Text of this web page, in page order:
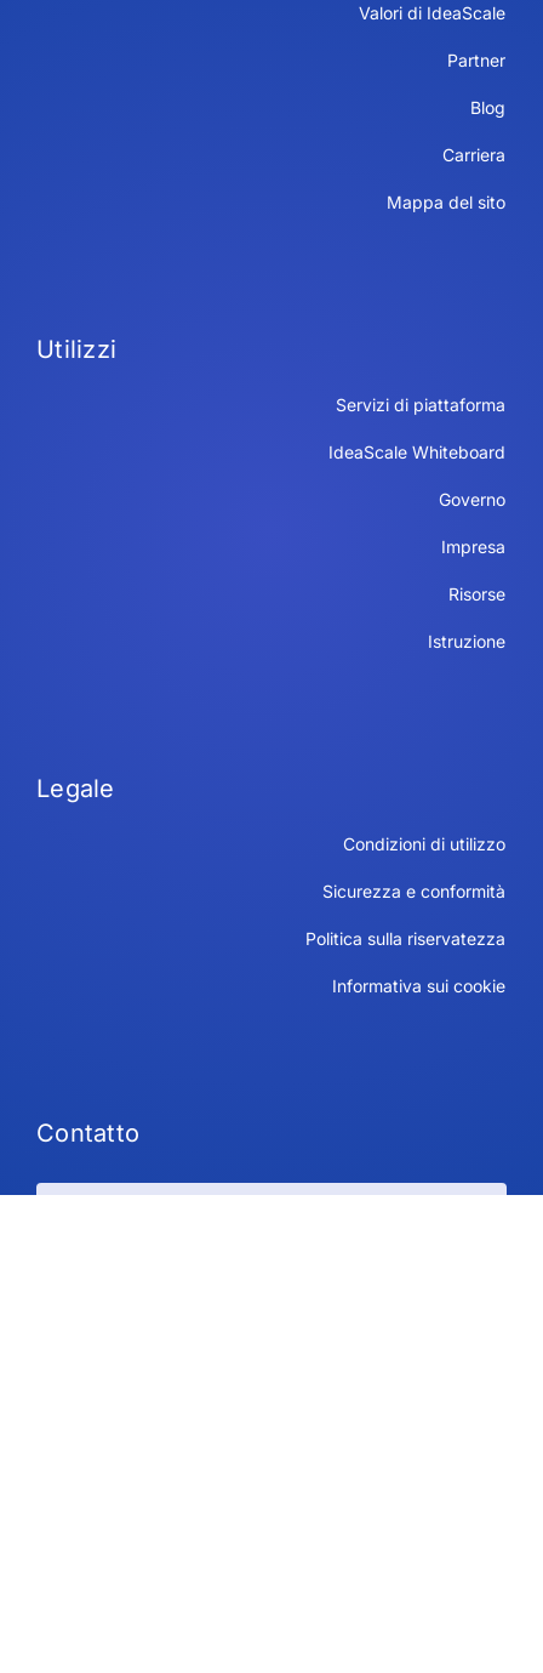
Valori di IdeaScale
Partner
Blog
Carriera
Mappa del sito
Utilizzi
Servizi di piattaforma
IdeaScale Whiteboard
Governo
Impresa
Risorse
Istruzione
Legale
Condizioni di utilizzo
Sicurezza e conformità
Politica sulla riservatezza
Informativa sui cookie
Contatto